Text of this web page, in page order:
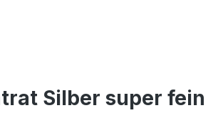
Silber super fein